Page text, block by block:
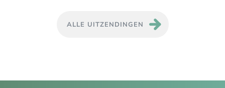
ALLE UITZENDINGEN